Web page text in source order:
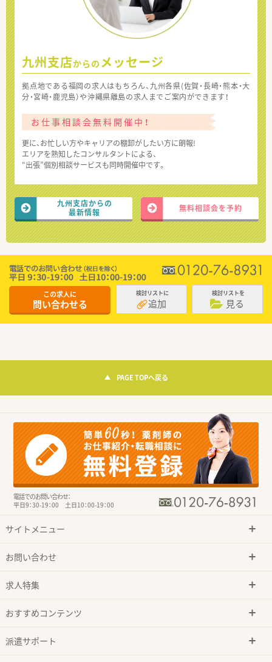
九州支店からの メッセージ
拠点地である福岡の求人はもちろん、九州各県(佐賀・長崎・熊本・大
分・宮崎・鹿児島）や沖縄県離島の求人までご案内ができます！
お仕事相談会無料開催中！
更に、お忙しい方やキャリアの棚卸がしたい方に朗報!
エリアを熟知したコンサルタントによる、
“出張”個別相談サービスも同時開催中です。
九州支店からの
最新情報
無料相談会を予約
この求人に
問い合わせる
検討リストに
追加
検討リストを
見る
PAGE TOPへ戻る
電話でのお問い合わせ：
平日9：30-19：00 土日10：00-19：00
サイトメニュー
お問い合わせ
求人特集
おすすめコンテンツ
派遣サポート